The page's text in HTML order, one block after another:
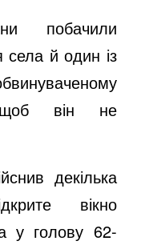
побачили
села й один із
щоб він не
декілька
вікно
у голову 62-